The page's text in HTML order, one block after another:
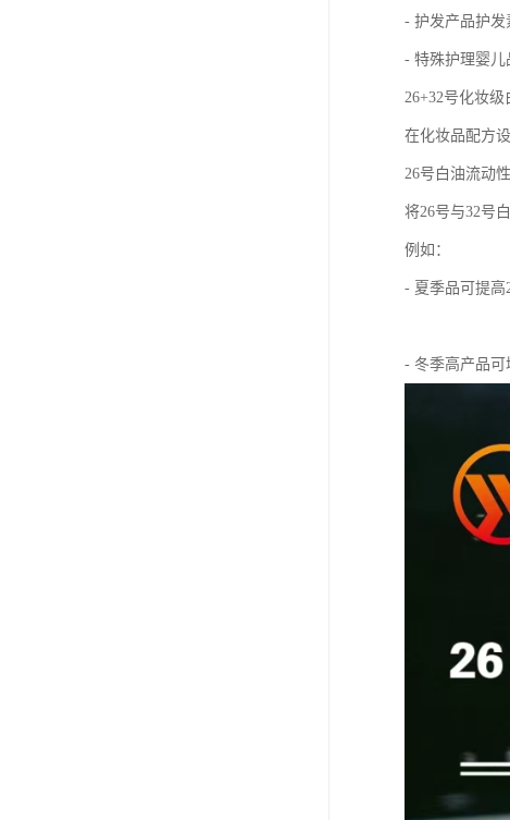
- 护发产品护发
- 特殊护理婴儿
26+32号化妆
在化妆品配方
26号白油流动
将26号与32号
例如：
- 夏季品可提高
- 冬季高产品可